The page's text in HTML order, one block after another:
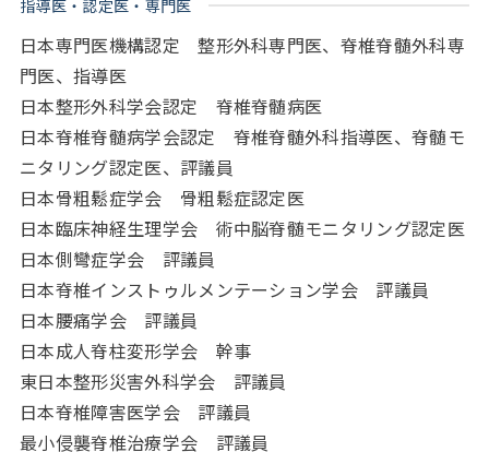
指導医・認定医・専門医
日本専門医機構認定 整形外科専門医、脊椎脊髄外科専
門医、指導医
日本整形外科学会認定 脊椎脊髄病医
日本脊椎脊髄病学会認定 脊椎脊髄外科指導医、脊髄モ
ニタリング認定医、評議員
日本骨粗鬆症学会 骨粗鬆症認定医
日本臨床神経生理学会 術中脳脊髄モニタリング認定医
日本側彎症学会 評議員
日本脊椎インストゥルメンテーション学会 評議員
日本腰痛学会 評議員
日本成人脊柱変形学会 幹事
東日本整形災害外科学会 評議員
日本脊椎障害医学会 評議員
最小侵襲脊椎治療学会 評議員